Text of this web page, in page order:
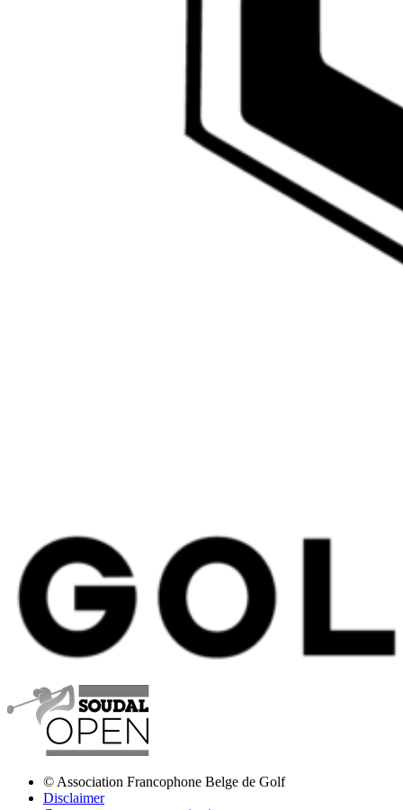
© Association Francophone Belge de Golf
Disclaimer